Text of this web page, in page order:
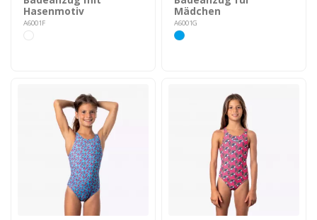
Hasenmotiv
A6001F
Mädchen
A6001G